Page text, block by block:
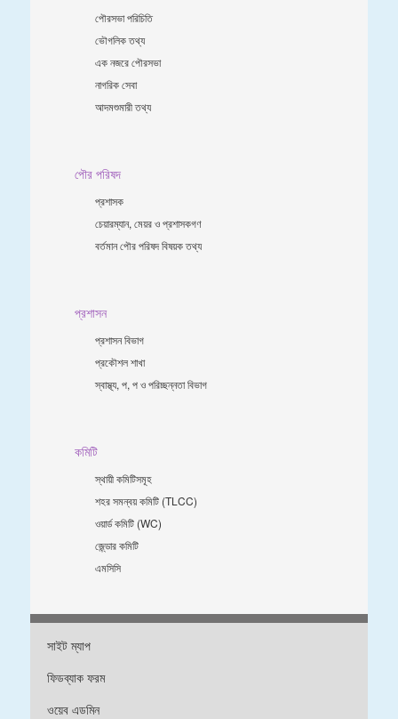
পৌরসভা পরিচিতি
ভৌগলিক তথ্য
এক নজরে পৌরসভা
নাগরিক সেবা
আদমশুমারী তথ্য
পৌর পরিষদ
প্রশাসক
চেয়ারম্যান, মেয়র ও প্রশাসকগণ
বর্তমান পৌর পরিষদ বিষয়ক তথ্য
প্রশাসন
প্রশাসন বিভাগ
প্রকৌশল শাখা
স্বাস্থ্য, প, প ও পরিচ্ছন্নতা ‍বিভাগ
কমিটি
স্থায়ী কমিটিসমূহ
শহর সমন্বয় কমিটি (TLCC)
ওয়ার্ড কমিটি (WC)
জে্ন্ডার কমিটি
এমসিসি
সাইট ম্যাপ
ফিডব্যাক ফরম
ওয়েব এডমিন